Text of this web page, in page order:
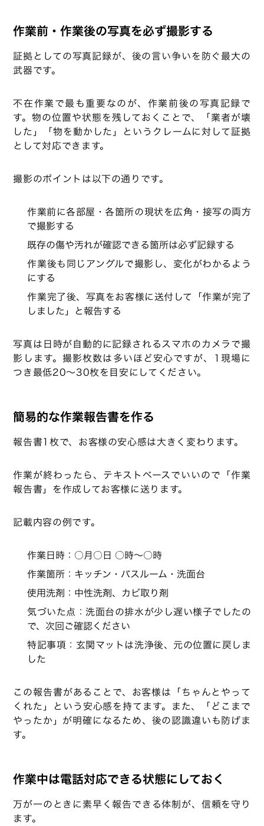
作業前・作業後の写真を必ず撮影する
証拠としての写真記録が、後の言い争いを防ぐ最大の
武器です。
不在作業で最も重要なのが、作業前後の写真記録で
す。物の位置や状態を残しておくことで、「業者が壊
した」「物を動かした」というクレームに対して証拠
として対応できます。
撮影のポイントは以下の通りです。
作業前に各部屋・各箇所の現状を広角・接写の両方
で撮影する
既存の傷や汚れが確認できる箇所は必ず記録する
作業後も同じアングルで撮影し、変化がわかるよう
にする
作業完了後、写真をお客様に送付して「作業が完了
しました」と報告する
写真は日時が自動的に記録されるスマホのカメラで撮
影します。撮影枚数は多いほど安心ですが、1現場に
つき最低20〜30枚を目安にしてください。
簡易的な作業報告書を作る
報告書1枚で、お客様の安心感は大きく変わります。
作業が終わったら、テキストベースでいいので「作業
報告書」を作成してお客様に送ります。
記載内容の例です。
作業日時：○月○日 ○時〜○時
作業箇所：キッチン・バスルーム・洗面台
使用洗剤：中性洗剤、カビ取り剤
気づいた点：洗面台の排水が少し遅い様子でしたの
で、次回ご確認ください
特記事項：玄関マットは洗浄後、元の位置に戻しま
した
この報告書があることで、お客様は「ちゃんとやって
くれた」という安心感を持てます。また、「どこまで
やったか」が明確になるため、後の認識違いも防げま
す。
作業中は電話対応できる状態にしておく
万が一のときに素早く報告できる体制が、信頼を守り
ます。